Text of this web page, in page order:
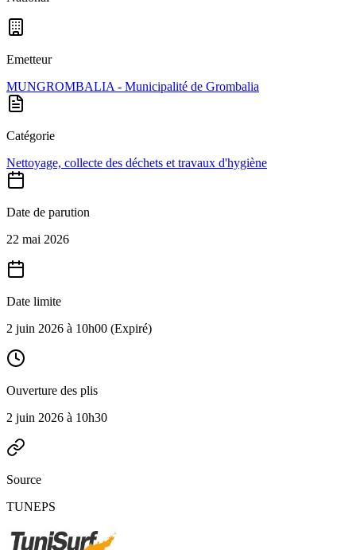
Emetteur
MUNGROMBALIA - Municipalité de Grombalia
Catégorie
Nettoyage, collecte des déchets et travaux d'hygiène
Date de parution
22 mai 2026
Date limite
2 juin 2026 à 10h00 (Expiré)
Ouverture des plis
2 juin 2026 à 10h30
Source
TUNEPS